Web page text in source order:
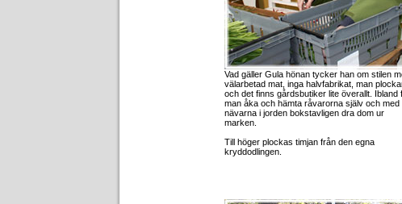
Vad gäller Gula hönan tycker han om stilen
välarbetad mat, inga halvfabrikat, man
och det finns gårdsbutiker lite överallt. Ibland
man åka och hämta råvarorna själv och med
nävarna i jorden bokstavligen dra dom ur
marken.
Till höger plockas timjan från den egna
kryddodlingen.